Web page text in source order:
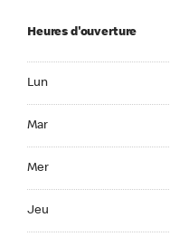
Heures d'ouverture
Lun
Mar
Mer
Jeu